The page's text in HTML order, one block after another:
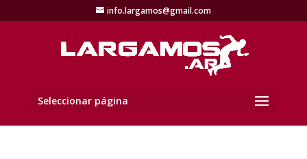
info.largamos@gmail.com
Seleccionar página